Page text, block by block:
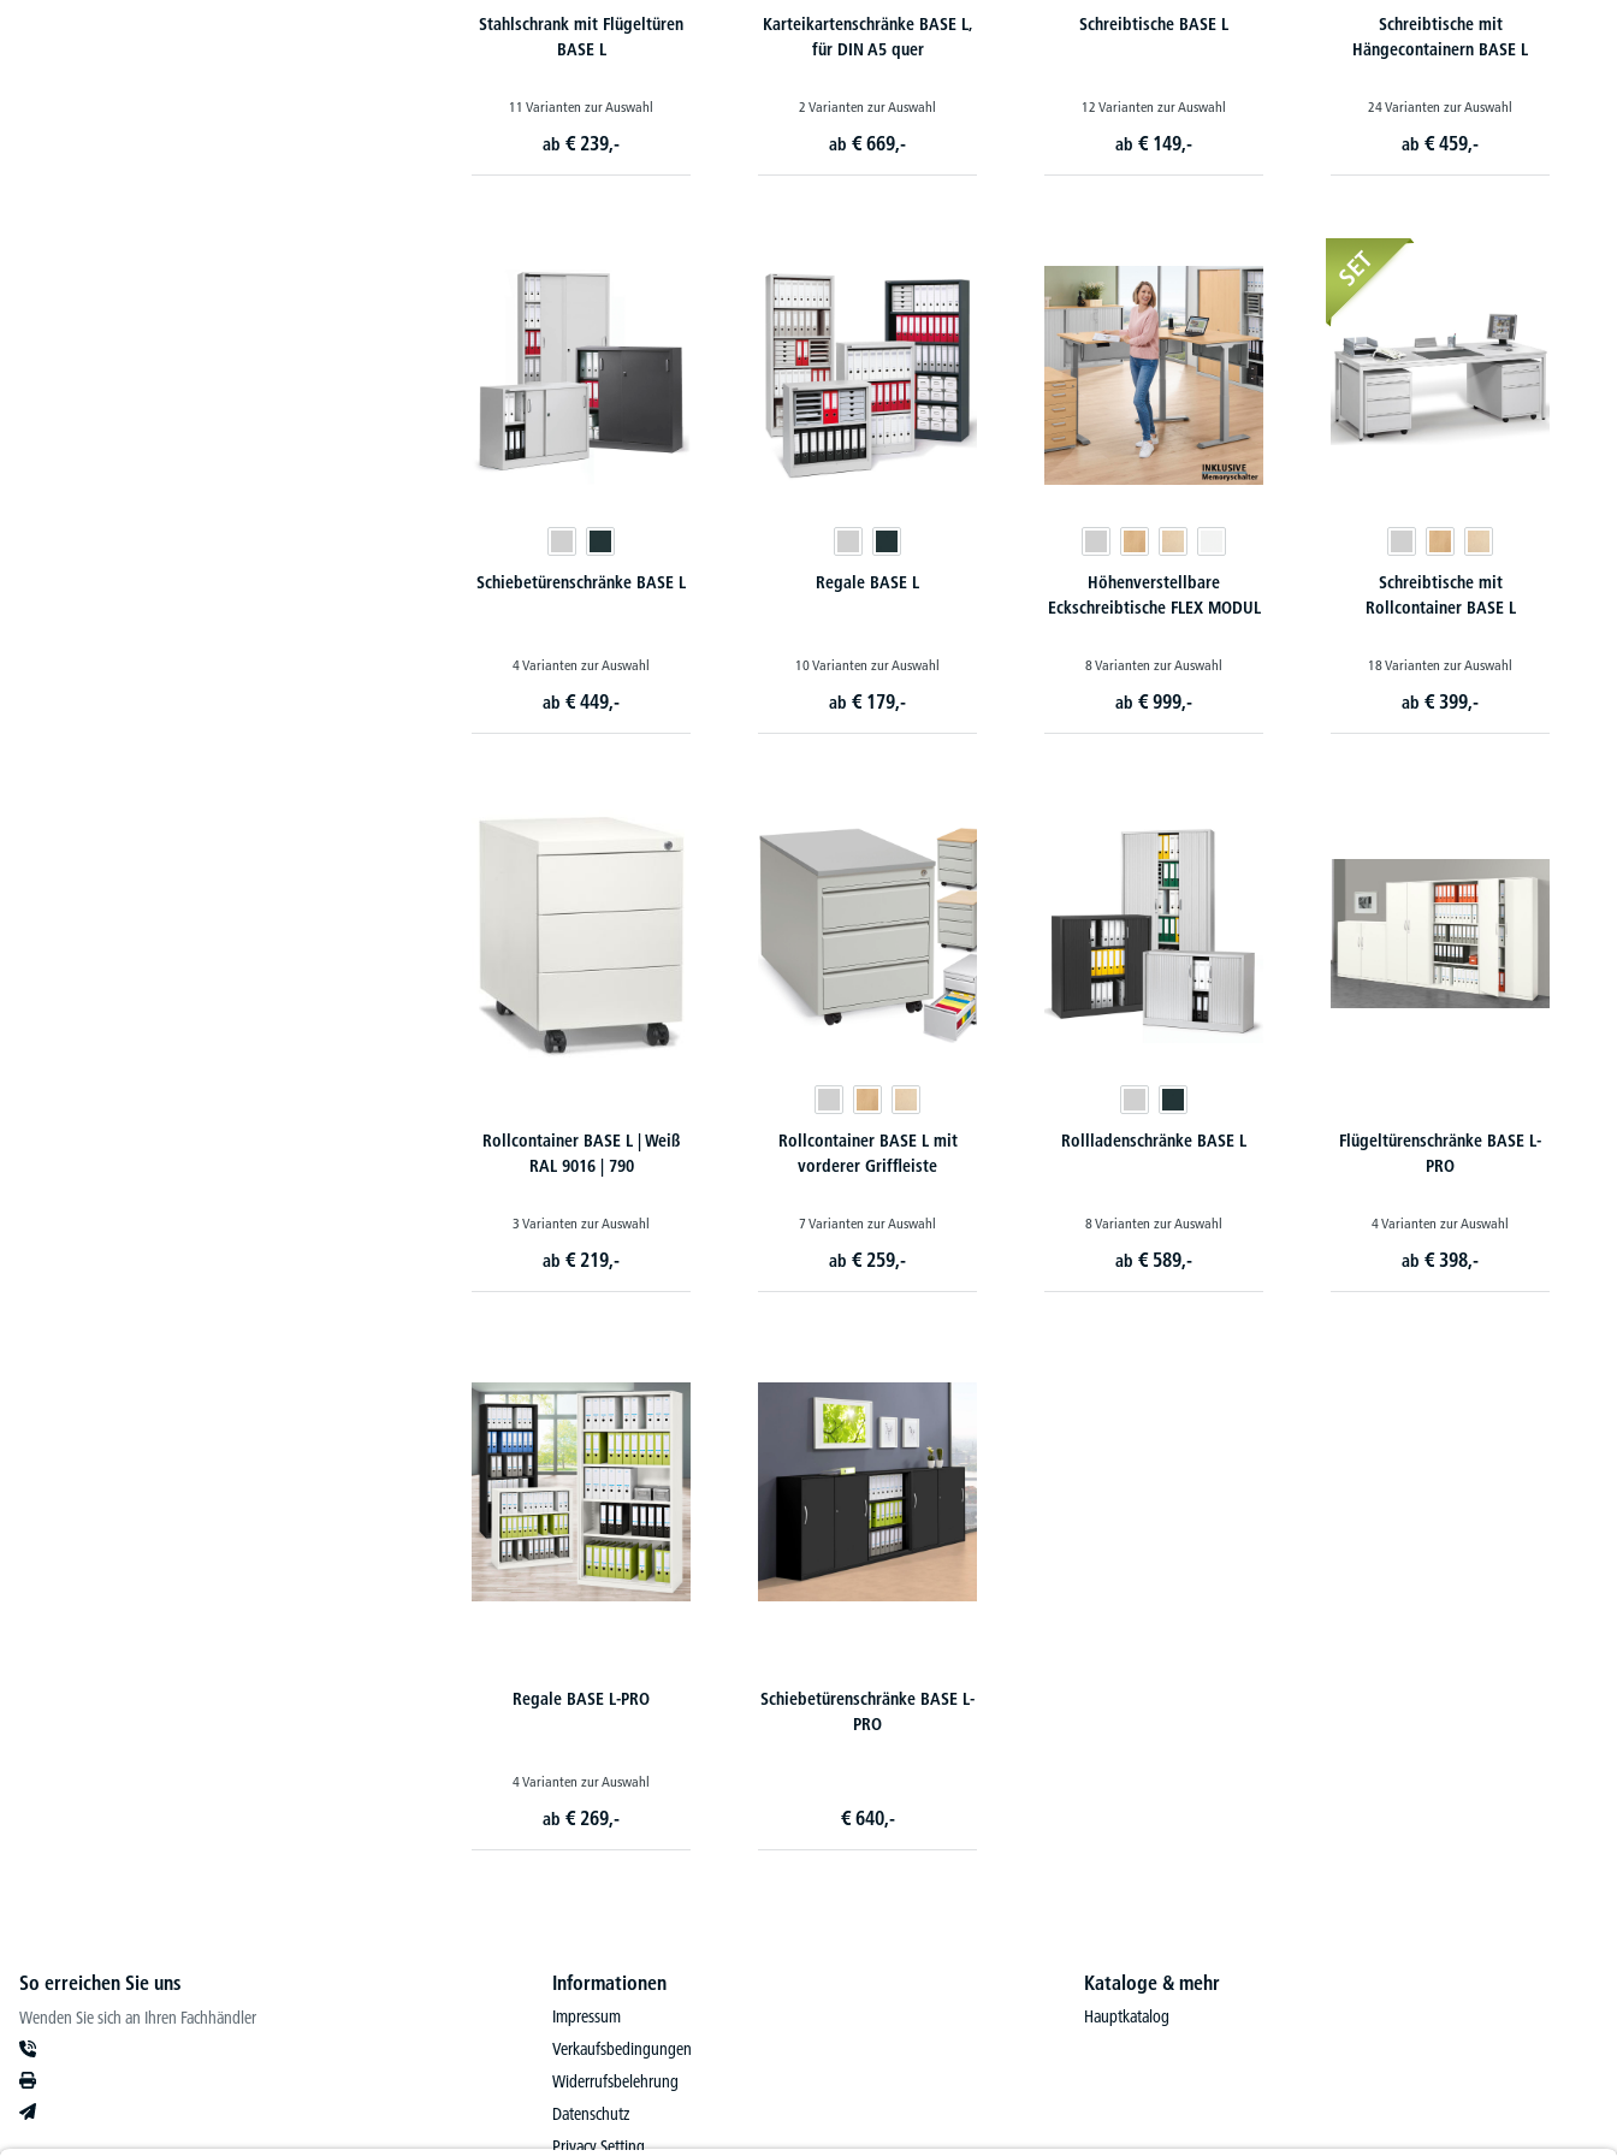
Stahlschrank mit Flügeltüren
BASE L
11 Varianten zur Auswahl
ab € 239,-
Karteikartenschränke BASE L,
für DIN A5 quer
2 Varianten zur Auswahl
ab € 669,-
Schreibtische BASE L
12 Varianten zur Auswahl
ab € 149,-
Schreibtische mit
Hängecontainern BASE L
24 Varianten zur Auswahl
ab € 459,-
Schiebetürenschränke BASE L
4 Varianten zur Auswahl
ab € 449,-
Regale BASE L
10 Varianten zur Auswahl
ab € 179,-
Höhenverstellbare
Eckschreibtische FLEX MODUL
8 Varianten zur Auswahl
ab € 999,-
SET
Schreibtische mit
Rollcontainer BASE L
18 Varianten zur Auswahl
ab € 399,-
Rollcontainer BASE L | Weiß
RAL 9016 | 790
3 Varianten zur Auswahl
ab € 219,-
Rollcontainer BASE L mit
vorderer Griffleiste
7 Varianten zur Auswahl
ab € 259,-
Rollladenschränke BASE L
8 Varianten zur Auswahl
ab € 589,-
Flügeltürenschränke BASE L-
PRO
4 Varianten zur Auswahl
ab € 398,-
Regale BASE L-PRO
4 Varianten zur Auswahl
ab € 269,-
Schiebetürenschränke BASE L-
PRO
€ 640,-
So erreichen Sie uns
Wenden Sie sich an Ihren Fachhändler
Informationen
Impressum
Verkaufsbedingungen
Widerrufsbelehrung
Datenschutz
Privacy Setting
Kataloge & mehr
Hauptkatalog